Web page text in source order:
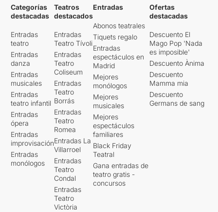
Categorías
destacadas
Entradas
teatro
Entradas
danza
Entradas
musicales
Entradas
teatro infantil
Entradas
ópera
Entradas
improvisación
Entradas
monólogos
Teatros
destacados
Entradas
Teatro Tívoli
Entradas
Teatro
Coliseum
Entradas
Teatro
Borrás
Entradas
Teatro
Romea
Entradas La
Villarroel
Entradas
Teatro
Condal
Entradas
Teatro
Victòria
Entradas
Abonos teatrales
Tiquets regalo
Entradas
espectáculos en
Madrid
Mejores
monólogos
Mejores
musicales
Mejores
espectáculos
familiares
Black Friday
Teatral
Gana entradas de
teatro gratis -
concursos
Ofertas
destacadas
Descuento El
Mago Pop 'Nada
es imposible'
Descuento Ànima
Descuento
Mamma mia
Descuento
Germans de sang